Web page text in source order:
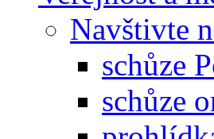
Navštivte
schůze
schůze